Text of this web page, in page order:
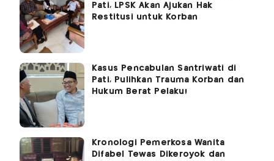
Pati, LPSK Akan Ajukan Hak
Restitusi untuk Korban
Kasus Pencabulan Santriwati di
Pati, Pulihkan Trauma Korban dan
Hukum Berat Pelaku!
Kronologi Pemerkosa Wanita
Difabel Tewas Dikeroyok dan